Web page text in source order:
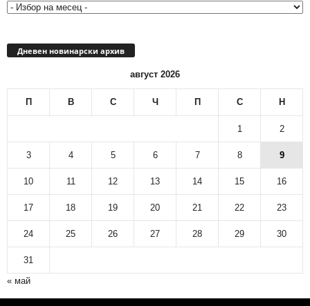
Дневен новинарски архив
август 2026
П В С Ч П С Н
1 2
3 4 5 6 7 8 9
10 11 12 13 14 15 16
17 18 19 20 21 22 23
24 25 26 27 28 29 30
31
« май